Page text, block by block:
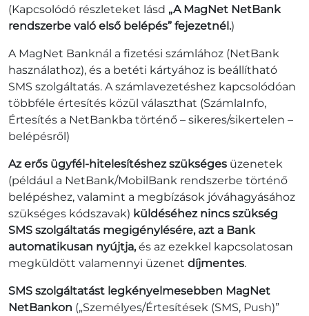
(Kapcsolódó részleteket lásd „A MagNet NetBank
rendszerbe való első belépés” fejezetnél.)
A MagNet Banknál a fizetési számlához (NetBank
használathoz), és a betéti kártyához is beállítható
SMS szolgáltatás. A számlavezetéshez kapcsolódóan
többféle értesítés közül választhat (SzámlaInfo,
Értesítés a NetBankba történő – sikeres/sikertelen –
belépésről)
Az erős ügyfél-hitelesítéshez szükséges üzenetek
(például a NetBank/MobilBank rendszerbe történő
belépéshez, valamint a megbízások jóváhagyásához
szükséges kódszavak) küldéséhez nincs szükség
SMS szolgáltatás megigénylésére, azt a Bank
automatikusan nyújtja,és az ezekkel kapcsolatosan
megküldött valamennyi üzenet díjmentes.
SMS szolgáltatást legkényelmesebben MagNet
NetBankon („Személyes/Értesítések (SMS, Push)”